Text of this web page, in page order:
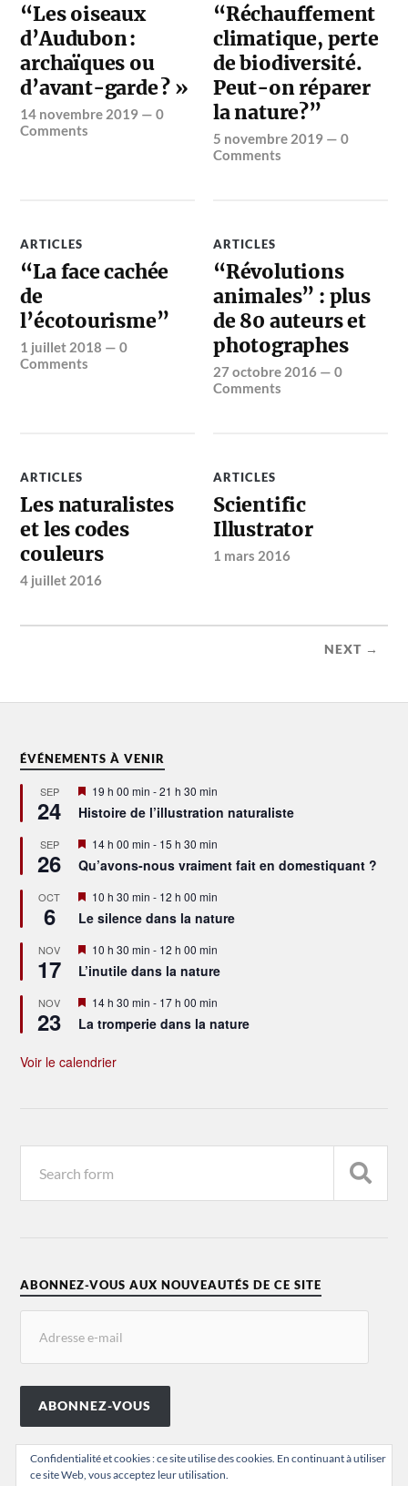
“Les oiseaux
d’Audubon :
archaïques ou
d’avant-garde ? »
14 novembre 2019 —0
Comments
“Réchauffement
climatique, perte
de biodiversité.
Peut-on réparer
la nature?”
5 novembre 2019 —0
Comments
ARTICLES
“La face cachée
de
l’écotourisme”
1 juillet 2018 —0
Comments
ARTICLES
“Révolutions
animales” : plus
de 80 auteurs et
photographes
27 octobre 2016 —0
Comments
ARTICLES
Les naturalistes
et les codes
couleurs
4 juillet 2016
ARTICLES
Scientific
Illustrator
1 mars 2016
NEXT →
ÉVÉNEMENTS À VENIR
SEP
24
Mis
avant
19 h 00 min -21 h 30 min
Histoire de l’illustration naturaliste
SEP
26
Mis
en
avant
14 h 00 min - 15 h 30 min
Qu’avons-nous vraiment fait en domestiquant ?
OCT
6
Mis
avant
10 h 30 min - 12 h 00 min
Le silence dans la nature
NOV
17
Mis
avant
10 h 30 min - 12 h 00 min
L’inutile dans la nature
NOV
23
Mis
avant
14 h 30 min - 17 h 00 min
La tromperie dans la nature
Voir le calendrier
ABONNEZ-VOUS AUX NOUVEAUTÉS DE CE SITE
ABONNEZ-VOUS
Confidentialité et cookies : ce site utilise des cookies. En continuant à utiliser
ce site Web, vous acceptez leur utilisation.